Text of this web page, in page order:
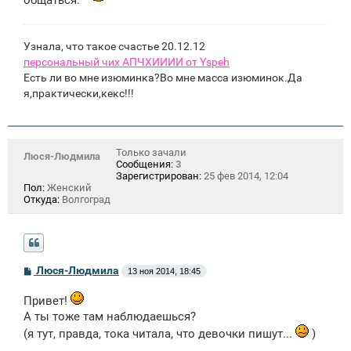
Узнала, что такое счастье 20.12.12
персональный чих АПЧХИИИИ от Yspeh
Есть ли во мне изюминка?Во мне масса изюминок.Да
я,практически,кекс!!!
Люся-Людмила
Только зачали
Сообщения: 3
Зарегистрирован: 25 фев 2014, 12:04
Пол: Женский
Откуда: Волгоград
С
о
б
щ
е
н
Люся-Людмила 13 ноя 2014, 18:45
Привет!
А ты тоже там наблюдаешься?
(я тут, правда, тока читала, что девочки пишут...
)